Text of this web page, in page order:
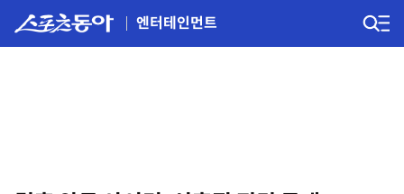
엔터테인먼트